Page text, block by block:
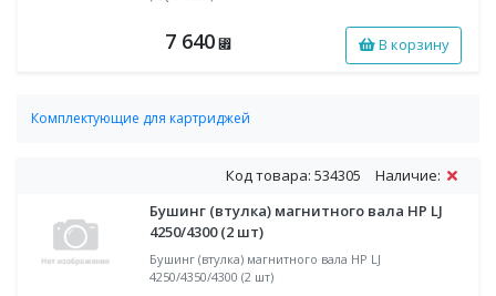
7 640 ⃏ В корзину
Комплектующие для картриджей
Код товара: 534305
Наличие:
Бушинг (втулка) магнитного вала HP LJ
4250/4300 (2 шт)
Бушинг (втулка) магнитного вала HP LJ
4250/4350/4300 (2 шт)